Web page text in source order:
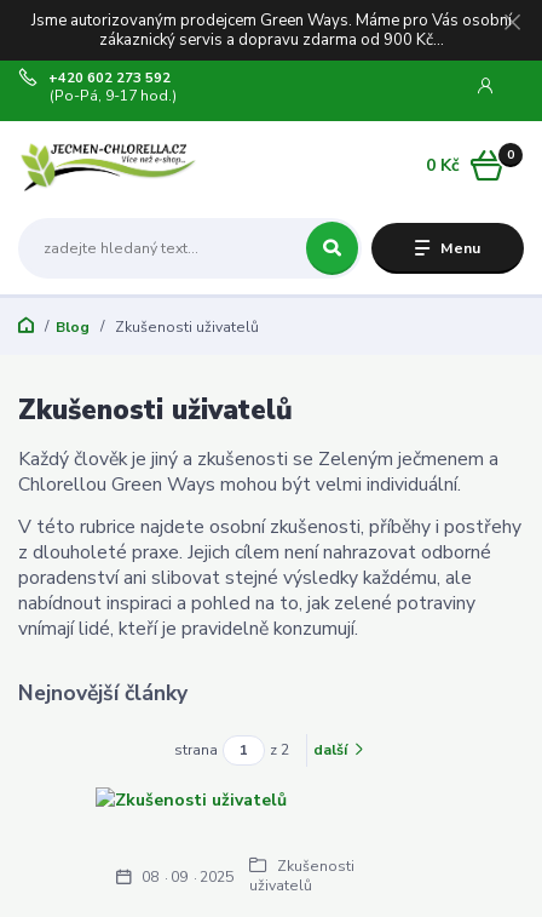
Jsme autorizovaným prodejcem Green Ways. Máme pro Vás osobní
zákaznický servis a dopravu zdarma od 900 Kč...
Menu
+420 602 273 592
(Po-Pá, 9-17 hod.)
0
0 Kč
Blog Zkušenosti uživatelů
Zkušenosti uživatelů
Každý člověk je jiný a zkušenosti se Zeleným ječmenem a
Chlorellou Green Ways mohou být velmi individuální.
V této rubrice najdete osobní zkušenosti, příběhy i postřehy
z dlouholeté praxe. Jejich cílem není nahrazovat odborné
poradenství ani slibovat stejné výsledky každému, ale
nabídnout inspiraci a pohled na to, jak zelené potraviny
vnímají lidé, kteří je pravidelně konzumují.
Nejnovější články
strana z 2 další
08 09 2025
Zkušenosti
uživatelů